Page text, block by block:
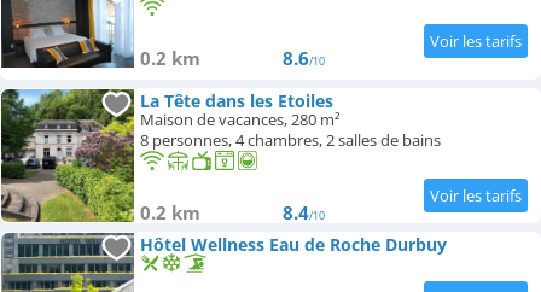
0.2 km 8.6/10
La Tête dans les Etoiles
Maison de vacances, 280 m²
8 personnes, 4 chambres, 2 salles de bains
0.2 km 8.4/10
Hôtel Wellness Eau de Roche Durbuy